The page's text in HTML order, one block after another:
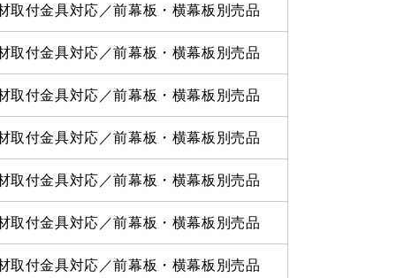
取付金具対応／前幕板・横幕板別売品
取付金具対応／前幕板・横幕板別売品
取付金具対応／前幕板・横幕板別売品
取付金具対応／前幕板・横幕板別売品
取付金具対応／前幕板・横幕板別売品
取付金具対応／前幕板・横幕板別売品
取付金具対応／前幕板・横幕板別売品